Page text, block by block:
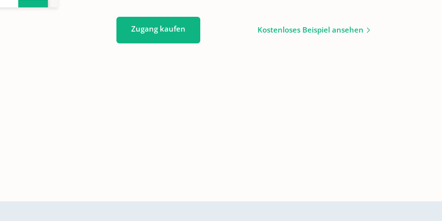
Zugang kaufen Kostenloses Beispiel ansehen